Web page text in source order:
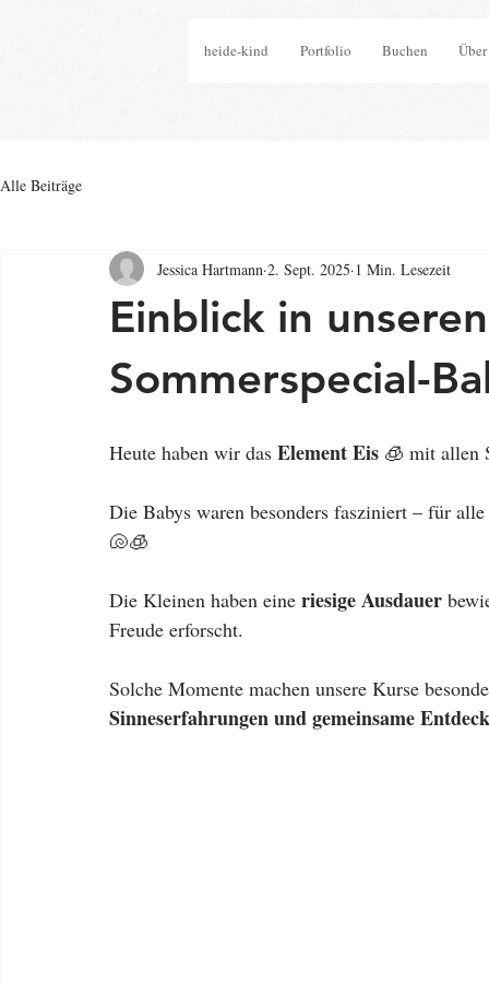
heide-kind Portfolio Buchen
Alle Beiträge
Einblick in
Sommerspecial-
Jessica Hartmann 2. Sept. 2025 1 Min. Lesezeit
Heute haben wir das Element Eis 🧊 mit allen
Die Babys waren besonders fasziniert – für
🐚🧊
Die Kleinen haben eine riesige Ausdauer
Freude erforscht.
Solche Momente machen unsere Kurse
Sinneserfahrungen und gemeinsame